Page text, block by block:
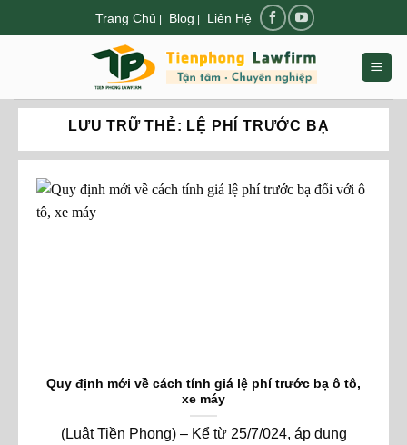
đến
Trang Chủ | Blog | Liên Hệ
LƯU TRỮ THẺ: LỆ PHÍ TRƯỚC BẠ
Quy định mới về cách tính giá lệ phí trước bạ ô tô,
xe máy
(Luật Tiền Phong) – Kể từ 25/7/024, áp dụng